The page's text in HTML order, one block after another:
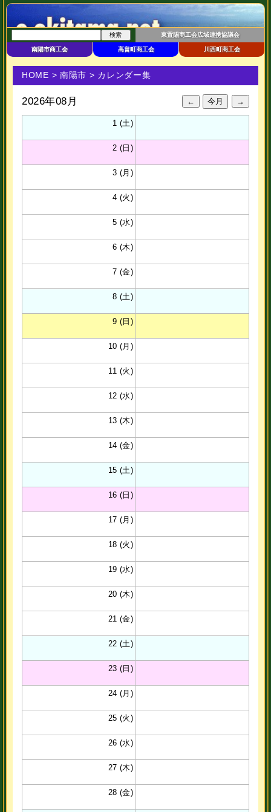
南陽市商工会 高畠町商工会 川西町商工会
東置賜商工会広域連携協議会
HOME > 南陽市 > カレンダー集
2026年08月
1 (土)
2 (日)
3 (月)
4 (火)
5 (水)
6 (木)
7 (金)
8 (土)
9 (日)
10 (月)
11 (火)
12 (水)
13 (木)
14 (金)
15 (土)
16 (日)
17 (月)
18 (火)
19 (水)
20 (木)
21 (金)
22 (土)
23 (日)
24 (月)
25 (火)
26 (水)
27 (木)
28 (金)